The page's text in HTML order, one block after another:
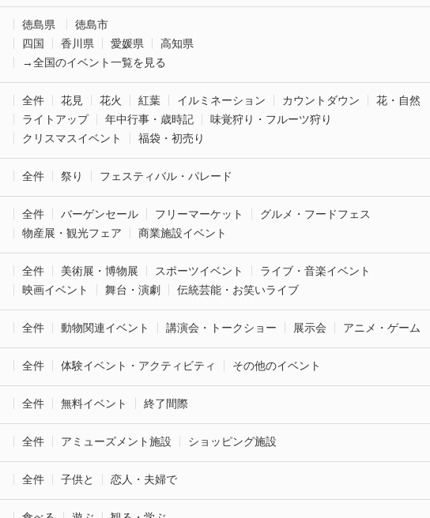
徳島県
徳島市
四国
香川県 愛媛県
高知県
→全国のイベント一覧を見る
全件 花見 花火 紅葉 イルミネーション カウントダウン
花・自然
ライトアップ
年中行事・歳時記
味覚狩り・フルーツ狩り
クリスマスイベント
福袋・初売り
全件 祭り フェスティバル・パレード
全件 バーゲンセール フリーマーケット
グルメ・フードフェス
物産展・観光フェア
商業施設イベント
全件 美術展・博物展 スポーツイベント
ライブ・音楽イベント
映画イベント
舞台・演劇 伝統芸能・お笑いライブ
全件 動物関連イベント 講演会・トークショー 展示会 アニメ・ゲーム
全件 体験イベント・アクティビティ その他のイベント
全件 無料イベント 終了間際
全件 アミューズメント施設 ショッピング施設
全件 子供と 恋人・夫婦で